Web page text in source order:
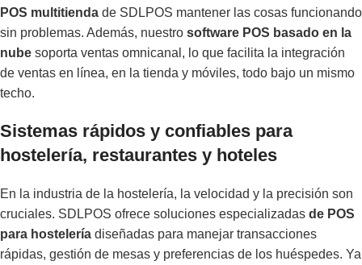
POS multitienda de SDLPOS mantener las cosas funcionando
sin problemas. Además, nuestro software POS basado en la
nube soporta ventas omnicanal, lo que facilita la integración
de ventas en línea, en la tienda y móviles, todo bajo un mismo
techo.
Sistemas rápidos y confiables para
hostelería, restaurantes y hoteles
En la industria de la hostelería, la velocidad y la precisión son
cruciales. SDLPOS ofrece soluciones especializadas de POS
para hostelería diseñadas para manejar transacciones
rápidas, gestión de mesas y preferencias de los huéspedes. Ya